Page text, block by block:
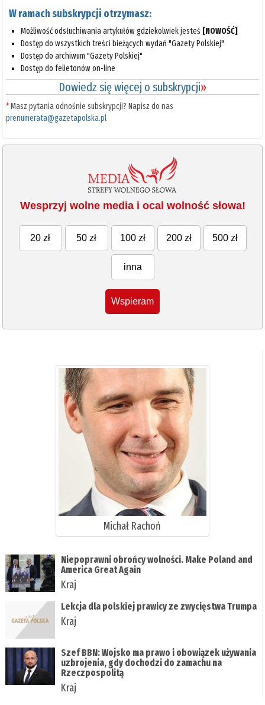
W ramach subskrypcji otrzymasz:
Możliwość odsłuchiwania artykułów gdziekolwiek jesteś [NOWOŚĆ]
Dostęp do wszystkich treści bieżących wydań "Gazety Polskiej"
Dostęp do archiwum "Gazety Polskiej"
Dostęp do felietonów on-line
Dowiedz się więcej o subskrypcji»
*Masz pytania odnośnie subskrypcji? Napisz do nas
prenumerata@gazetapolska.pl
Wesprzyj wolne media i ocal wolność słowa!
20 zł 50 zł 100 zł 200 zł 500 zł
inna
Wspieram
Michał Rachoń
Niepoprawni obrońcy wolności. Make Poland and
America Great Again
Kraj
Lekcja dla polskiej prawicy ze zwycięstwa Trumpa
Kraj
Szef BBN: Wojsko ma prawo i obowiązek używania
uzbrojenia, gdy dochodzi do zamachu na
Rzeczpospolitą
Kraj